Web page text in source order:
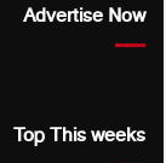
Advertise Now
Top This weeks